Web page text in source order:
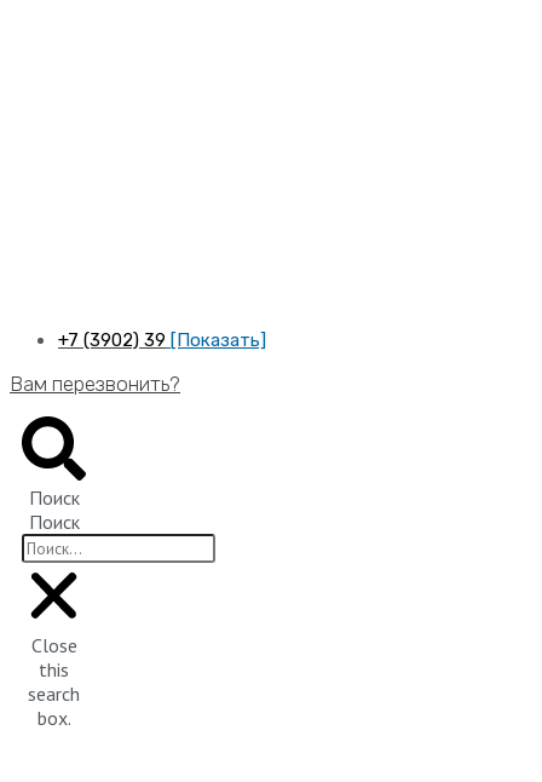
+7 (3902) 39 [Показать]
Вам перезвонить?
Поиск
Поиск
Close
this
search
box.